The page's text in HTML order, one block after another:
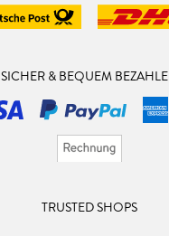
SICHER & BEQUEM
TRUSTED SHOPS